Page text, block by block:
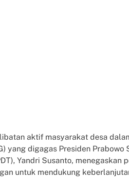
aktif masyarakat desa
yang digagas Presiden Prabowo
Yandri Susanto, menegaskan
untuk mendukung